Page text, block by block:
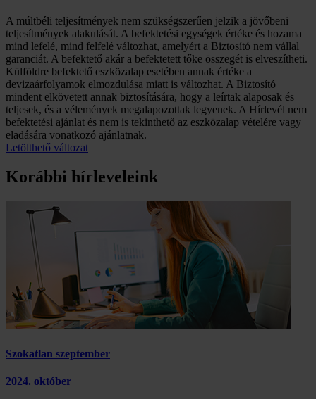
A múltbéli teljesítmények nem szükségszerűen jelzik a jövőbeni
teljesítmények alakulását. A befektetési egységek értéke és hozama
mind lefelé, mind felfelé változhat, amelyért a Biztosító nem vállal
garanciát. A befektető akár a befektetett tőke összegét is elveszítheti.
Külföldre befektető eszközalap esetében annak értéke a
devizaárfolyamok elmozdulása miatt is változhat. A Biztosító
mindent elkövetett annak biztosítására, hogy a leírtak alaposak és
teljesek, és a vélemények megalapozottak legyenek. A Hírlevél nem
befektetési ajánlat és nem is tekinthető az eszközalap vételére vagy
eladására vonatkozó ajánlatnak.
Letölthető változat
Korábbi hírleveleink
Szokatlan szeptember
2024. október